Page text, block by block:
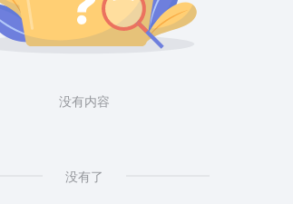
没有内容
没有了